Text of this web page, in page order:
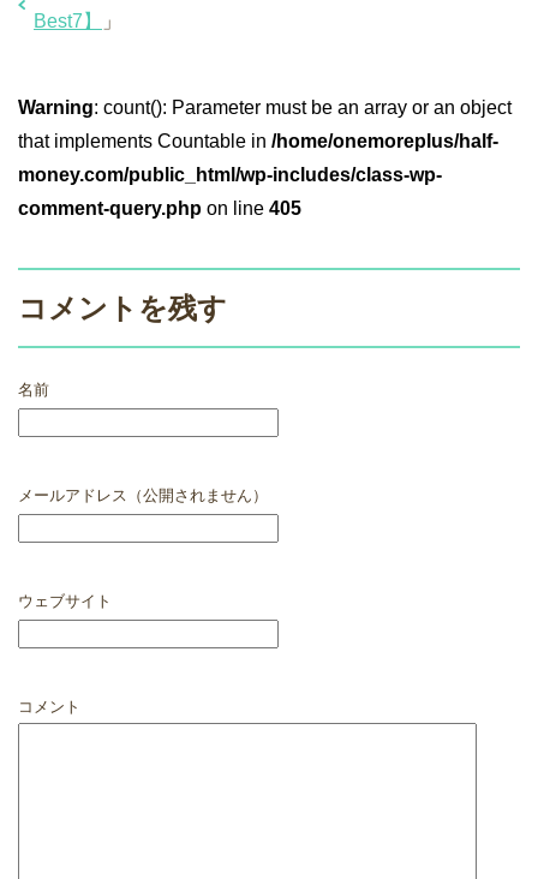
Best7】
」
Warning: count(): Parameter must be an array or an object
that implements Countable in /home/onemoreplus/half-
money.com/public_html/wp-includes/class-wp-
comment-query.php on line 405
コメントを残す
名前
メールアドレス（公開されません）
ウェブサイト
コメント